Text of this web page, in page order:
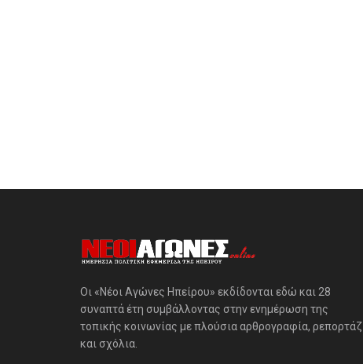
Οι «Νέοι Αγώνες Ηπείρου» εκδίδονται εδώ και 28
συναπτά έτη συμβάλλοντας στην ενημέρωση της
τοπικής κοινωνίας με πλούσια αρθρογραφία, ρεπορτάζ
και σχόλια.